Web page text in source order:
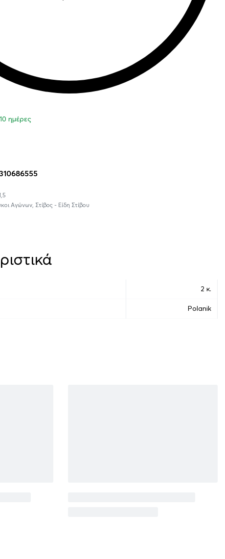
ημέρες
Αγώνων, Στίβος - Είδη Στίβου
2 κ.
Polanik